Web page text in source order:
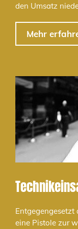
den Umsatz
Mehr
eine Pistole zur